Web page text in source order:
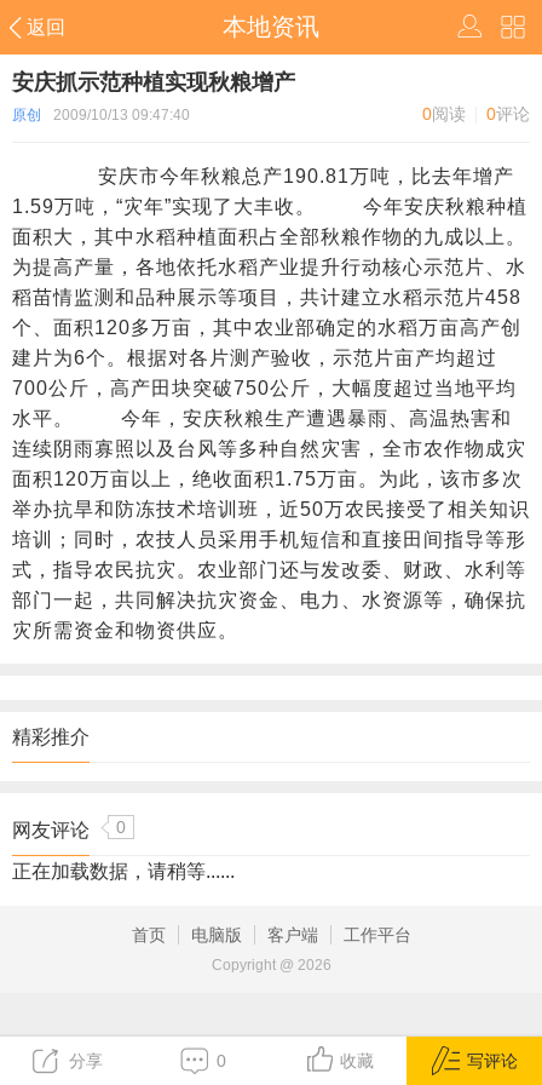
返回 本地资讯
分享 0 收藏 写评论
安庆抓示范种植实现秋粮增产
原创 2009/10/13 09:47:40 0阅读 0评论
安庆市今年秋粮总产190.81万吨，比去年增产
1.59万吨，“灾年”实现了大丰收。 今年安庆秋粮种植
面积大，其中水稻种植面积占全部秋粮作物的九成以上。
为提高产量，各地依托水稻产业提升行动核心示范片、水
稻苗情监测和品种展示等项目，共计建立水稻示范片458
个、面积120多万亩，其中农业部确定的水稻万亩高产创
建片为6个。根据对各片测产验收，示范片亩产均超过
700公斤，高产田块突破750公斤，大幅度超过当地平均
水平。 今年，安庆秋粮生产遭遇暴雨、高温热害和
连续阴雨寡照以及台风等多种自然灾害，全市农作物成灾
面积120万亩以上，绝收面积1.75万亩。为此，该市多次
举办抗旱和防冻技术培训班，近50万农民接受了相关知识
培训；同时，农技人员采用手机短信和直接田间指导等形
式，指导农民抗灾。农业部门还与发改委、财政、水利等
部门一起，共同解决抗灾资金、电力、水资源等，确保抗
灾所需资金和物资供应。
精彩推介
网友评论 0
正在加载数据，请稍等......
首页 电脑版 客户端 工作平台
Copyright @ 2026